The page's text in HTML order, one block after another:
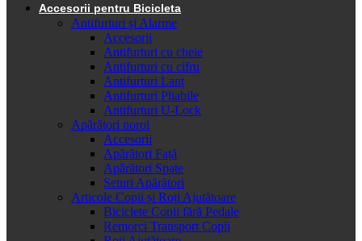
Accesorii pentru Bicicleta
Antifurturi și Alarme
Accesorii
Antifurturi cu cheie
Antifurturi cu cifru
Antifurturi Lanț
Antifurturi Pliabile
Antifurturi U-Lock
Apărători noroi
Accesorii
Apărători Față
Apărători Spate
Seturi Apărători
Articole Copii și Roți Ajutătoare
Biciclete Copii fără Pedale
Remorci Transport Copii